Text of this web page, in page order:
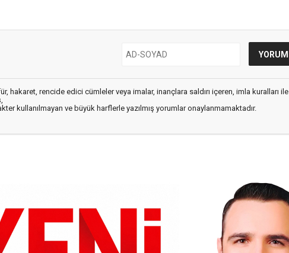
hakaret, rencide edici cümleler veya imalar, inançlara saldırı içeren, imla kuralları ile
kullanılmayan ve büyük harflerle yazılmış yorumlar onaylanmamaktadır.